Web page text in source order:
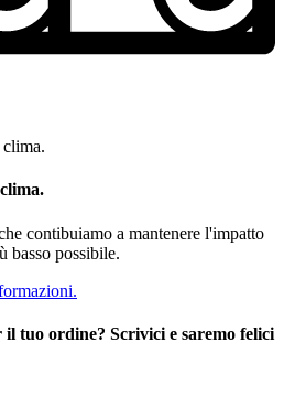
contibuiamo a mantenere l'impatto
basso possibile.
tuo ordine? Scrivici e saremo felici